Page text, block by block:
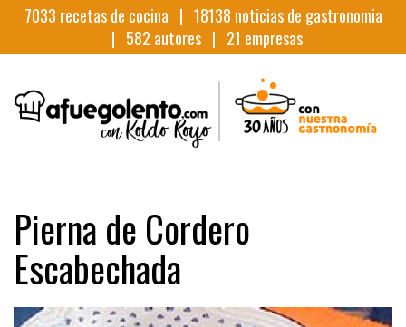
7033 recetas de cocina | 18138 noticias de gastronomia
| 582 autores | 21 empresas
Pierna de Cordero
Escabechada